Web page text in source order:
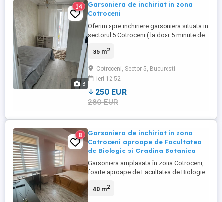
3
14
Garsoniera de inchiriat in zona
Cotroceni
Oferim spre inchiriere garsoniera situata in
sectorul 5 Cotroceni ( la doar 5 minute de
Garsoniera are o suprafata de 35 mp etaj
35 m2
Cotroceni, Sector 5, Bucuresti
ieri 12:52
250 EUR
280 EUR
8
Garsoniera de inchiriat in zona
Cotroceni aproape de Facultatea
de Biologie si Gradina Botanica
Garsoniera amplasata în zona Cotroceni,
foarte aproape de Facultatea de Biologie
,etaj 4. Acces rapid către stațiile de metrou
40 m2